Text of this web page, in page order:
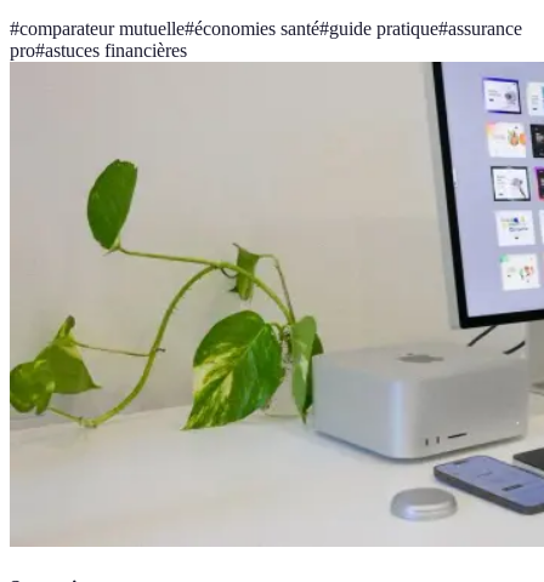
#comparateur mutuelle#économies santé#guide pratique#assurance
pro#astuces financières